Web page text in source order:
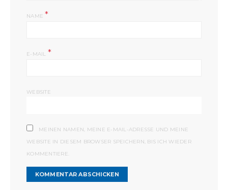
NAME*
E-MAIL *
WEBSITE
MEINEN NAMEN, MEINE E-MAIL-ADRESSE UND MEINE
WEBSITE IN DIESEM BROWSER SPEICHERN, BIS ICH WIEDER
KOMMENTIERE.